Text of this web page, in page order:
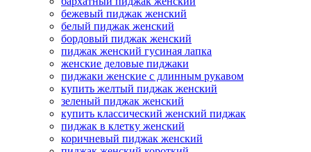
бежевый пиджак женский
белый пиджак женский
бордовый пиджак женский
пиджак женский гусиная лапка
женские деловые пиджаки
пиджаки женские с длинным рукавом
купить желтый пиджак женский
зеленый пиджак женский
купить классический женский пиджак
пиджак в клетку женский
коричневый пиджак женский